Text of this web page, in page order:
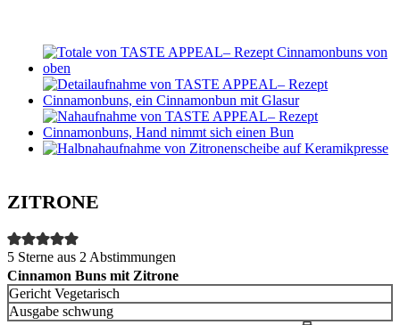
ZITRONE
5 Sterne aus 2 Abstimmungen
Cinnamon Buns mit Zitrone
Gericht Vegetarisch
Ausgabe schwung